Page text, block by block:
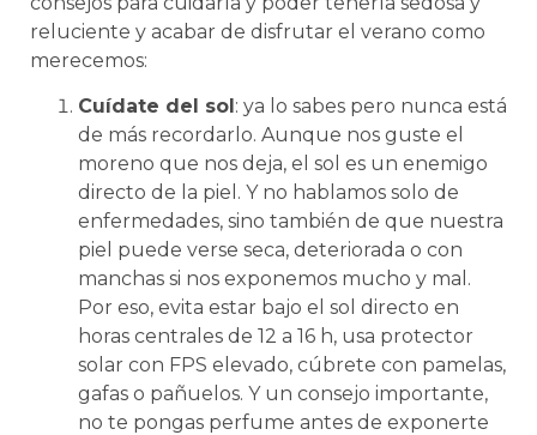
reluciente y acabar de disfrutar el verano como
merecemos:
Cuídate del sol: ya lo sabes pero nunca está
de más recordarlo. Aunque nos guste el
moreno que nos deja, el sol es un enemigo
directo de la piel. Y no hablamos solo de
enfermedades, sino también de que nuestra
piel puede verse seca, deteriorada o con
manchas si nos exponemos mucho y mal.
Por eso, evita estar bajo el sol directo en
horas centrales de 12 a 16 h, usa protector
solar con FPS elevado, cúbrete con pamelas,
gafas o pañuelos. Y un consejo importante,
no te pongas perfume antes de exponerte